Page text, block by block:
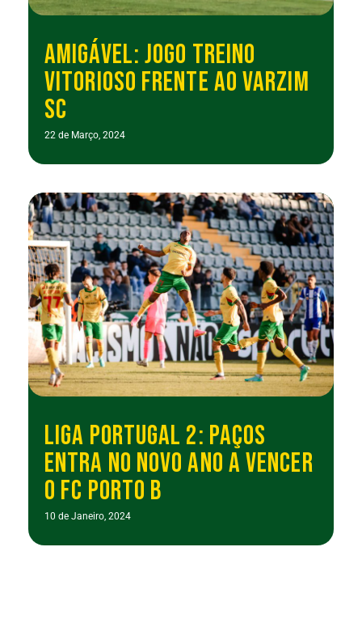
AMIGÁVEL: JOGO TREINO
VITORIOSO FRENTE AO VARZIM
SC
22 de Março, 2024
LIGA PORTUGAL 2: PAÇOS
ENTRA NO NOVO ANO A VENCER
O FC PORTO B
10 de Janeiro, 2024